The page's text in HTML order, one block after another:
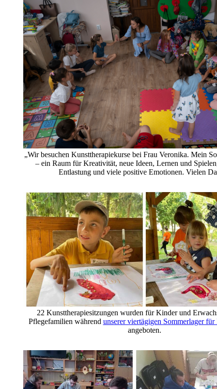
„Wir besuchen Kunsttherapiekurse bei Frau Veronika. Mein
– ein Raum für Kreativität, neue Ideen, Lernen und
Entlastung und viele positive Emotionen. Vielen
22 Kunsttherapiesitzungen wurden für Kinder und
Pflegefamilien während unserer viertägigen Sommerlager
angeboten.